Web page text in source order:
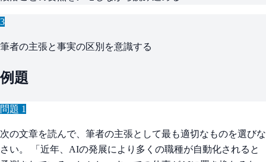
3
筆者の主張と事実の区別を意識する
例題
問題 1
次の文章を読んで、筆者の主張として最も適切なものを選びな
さい。 「近年、AIの発展により多くの職種が自動化されると